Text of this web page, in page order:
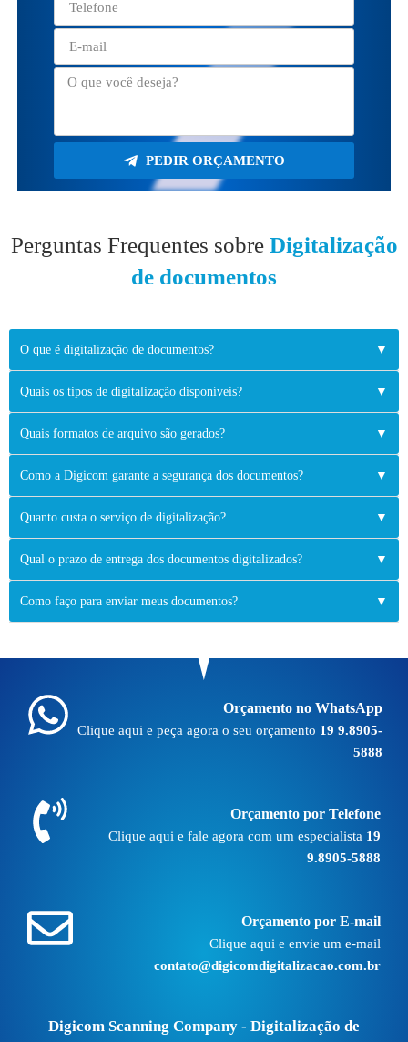
PEDIR ORÇAMENTO
Perguntas Frequentes sobre Digitalização
de documentos
O que é digitalização de documentos? ▼
Quais os tipos de digitalização disponíveis? ▼
Quais formatos de arquivo são gerados? ▼
Como a Digicom garante a segurança dos documentos? ▼
Quanto custa o serviço de digitalização? ▼
Qual o prazo de entrega dos documentos digitalizados? ▼
Como faço para enviar meus documentos? ▼
Orçamento no WhatsApp
Clique aqui e peça agora o seu orçamento 19 9.8905-
5888
Orçamento por Telefone
Clique aqui e fale agora com um especialista 19
9.8905-5888
Orçamento por E-mail
Clique aqui e envie um e-mail
contato@digicomdigitalizacao.com.br
Digicom Scanning Company - Digitalização de